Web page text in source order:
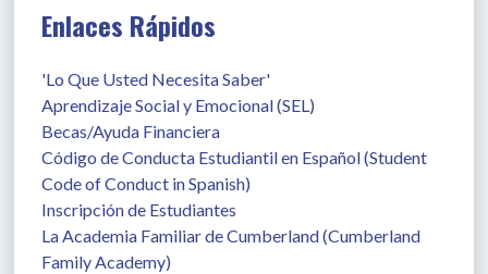
Enlaces Rápidos
'Lo Que Usted Necesita Saber'
Aprendizaje Social y Emocional (SEL)
Becas/Ayuda Financiera
Código de Conducta Estudiantil en Español (Student
Code of Conduct in Spanish)
Inscripción de Estudiantes
La Academia Familiar de Cumberland (Cumberland
Family Academy)